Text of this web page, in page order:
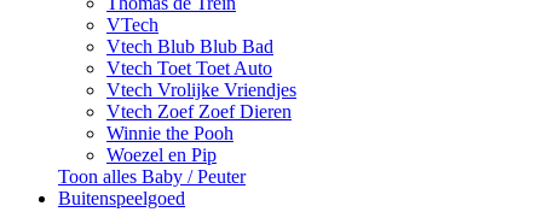
VTech
Vtech Blub Blub Bad
Vtech Toet Toet Auto
Vtech Vrolijke Vriendjes
Vtech Zoef Zoef Dieren
Winnie the Pooh
Woezel en Pip
Toon alles Baby / Peuter
Buitenspeelgoed